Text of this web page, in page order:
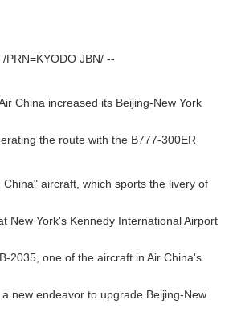
PRN=KYODO JBN/ --
China increased its Beijing-New York
the route with the B777-300ER
aircraft, which sports the livery of
New York's Kennedy International Airport
2035, one of the aircraft in Air China's
new endeavor to upgrade Beijing-New